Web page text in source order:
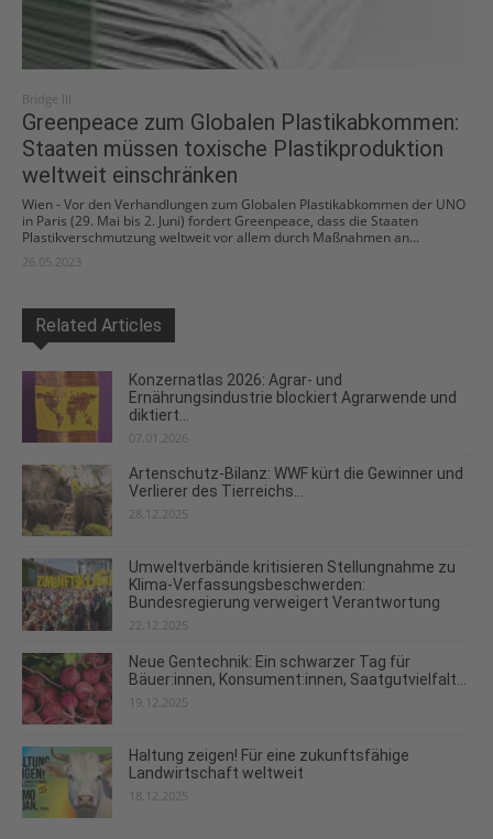
Bridge III
Greenpeace zum Globalen Plastikabkommen:
Staaten müssen toxische Plastikproduktion
weltweit einschränken
Wien - Vor den Verhandlungen zum Globalen Plastikabkommen der UNO
in Paris (29. Mai bis 2. Juni) fordert Greenpeace, dass die Staaten
Plastikverschmutzung weltweit vor allem durch Maßnahmen an...
26.05.2023
Related Articles
Konzernatlas 2026: Agrar- und
Ernährungsindustrie blockiert Agrarwende und
diktiert...
07.01.2026
Artenschutz-Bilanz: WWF kürt die Gewinner und
Verlierer des Tierreichs...
28.12.2025
Umweltverbände kritisieren Stellungnahme zu
Klima-Verfassungsbeschwerden:
Bundesregierung verweigert Verantwortung
22.12.2025
Neue Gentechnik: Ein schwarzer Tag für
Bäuer:innen, Konsument:innen, Saatgutvielfalt...
19.12.2025
Haltung zeigen! Für eine zukunftsfähige
Landwirtschaft weltweit
18.12.2025